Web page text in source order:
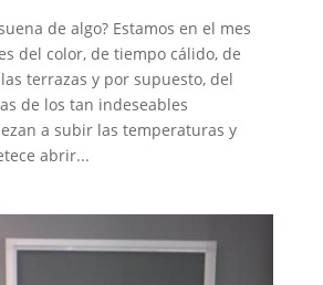
de algo? Estamos en el mes
del color, de tiempo cálido, de
terrazas y por supuesto, del
de los tan indeseables
a subir las temperaturas y
abrir...